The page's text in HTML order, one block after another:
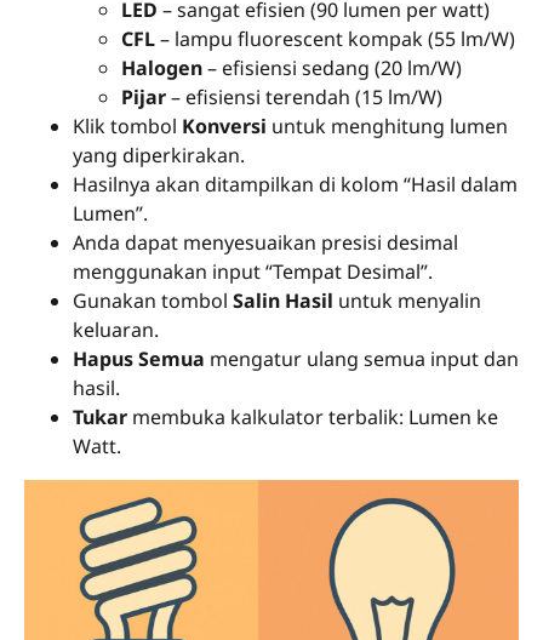
LED – sangat efisien (90 lumen per watt)
CFL– lampu fluorescent kompak (55 lm/W)
Halogen– efisiensi sedang (20 lm/W)
Pijar– efisiensi terendah (15 lm/W)
Klik tombol Konversi untuk menghitung lumen
yang diperkirakan.
Hasilnya akan ditampilkan di kolom “Hasil dalam
Lumen”.
Anda dapat menyesuaikan presisi desimal
menggunakan input “Tempat Desimal”.
Gunakan tombol Salin Hasil untuk menyalin
keluaran.
Hapus Semua mengatur ulang semua input dan
hasil.
Tukar membuka kalkulator terbalik: Lumen ke
Watt.